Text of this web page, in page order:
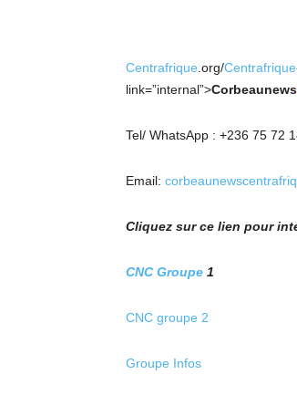
Centrafrique .org/Centrafrique
link=”internal”>Corbeaunews
Tel/ WhatsApp : +236 75 72
Email:
Cliquez sur ce lien pour
CNC Groupe 1
CNC groupe 2
Groupe Infos